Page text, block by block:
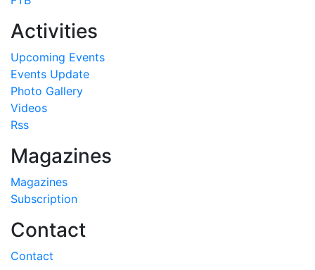
Activities
Upcoming Events
Events Update
Photo Gallery
Videos
Rss
Magazines
Magazines
Subscription
Contact
Contact